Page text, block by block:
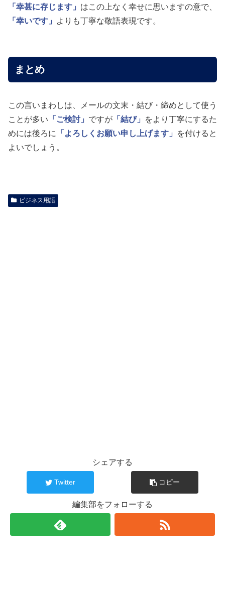
「幸甚に存じます」 はこの上なく幸せに思いますの意で、
「幸いです」
よりも丁寧な敬語表現です。
まとめ
この言いまわしは、メールの文末・結び・締めとして使う
ことが多い 「ご検討」 ですが 「結び」
をより丁寧にするた
めには後ろに
「よろしくお願い申し上げます」
を付けると
よいでしょう。
ビジネス用語
シェアする
Twitter コピー
編集部をフォローする